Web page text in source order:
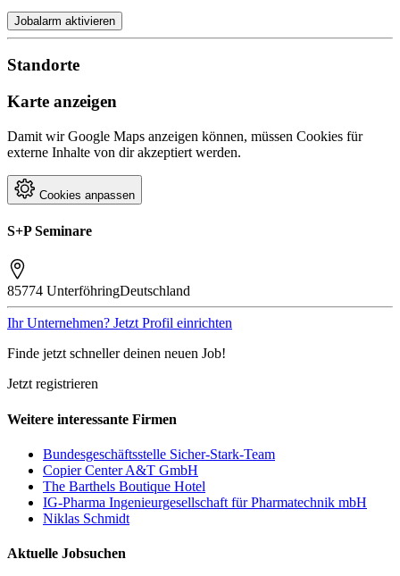
Jobalarm aktivieren
Standorte
Karte anzeigen
Damit wir Google Maps anzeigen können, müssen Cookies für
externe Inhalte von dir akzeptiert werden.
Cookies anpassen
S+P Seminare
85774 UnterföhringDeutschland
Ihr Unternehmen? Jetzt Profil einrichten
Finde jetzt schneller deinen neuen Job!
Jetzt registrieren
Weitere interessante Firmen
Bundesgeschäftsstelle Sicher-Stark-Team
Copier Center A&T GmbH
The Barthels Boutique Hotel
IG-Pharma Ingenieurgesellschaft für Pharmatechnik mbH
Niklas Schmidt
Aktuelle Jobsuchen